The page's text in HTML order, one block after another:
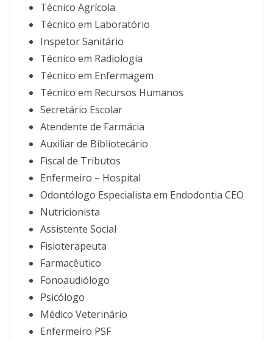
Técnico Agrícola
Técnico em Laboratório
Inspetor Sanitário
Técnico em Radiologia
Técnico em Enfermagem
Técnico em Recursos Humanos
Secretário Escolar
Atendente de Farmácia
Auxiliar de Bibliotecário
Fiscal de Tributos
Enfermeiro – Hospital
Odontólogo Especialista em Endodontia CEO
Nutricionista
Assistente Social
Fisioterapeuta
Farmacêutico
Fonoaudiólogo
Psicólogo
Médico Veterinário
Enfermeiro PSF